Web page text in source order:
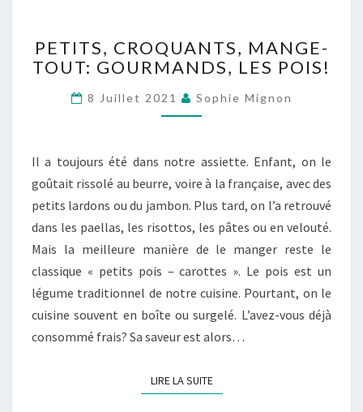
CROQUANTS,
MANGE-
GOURMANDS,
LES
PETITS, CROQUANTS, MANGE-
TOUT: GOURMANDS, LES POIS!
8 Juillet 2021 Sophie Mignon
Il a toujours été dans notre assiette. Enfant, on le
goûtait rissolé au beurre, voire à la française, avec des
petits lardons ou du jambon. Plus tard, on l’a retrouvé
dans les paellas, les risottos, les pâtes ou en velouté.
Mais la meilleure manière de le manger reste le
classique « petits pois – carottes ». Le pois est un
légume traditionnel de notre cuisine. Pourtant, on le
cuisine souvent en boîte ou surgelé. L’avez-vous déjà
consommé frais? Sa saveur est alors…
LIRE LA SUITELIRE LA SUITE